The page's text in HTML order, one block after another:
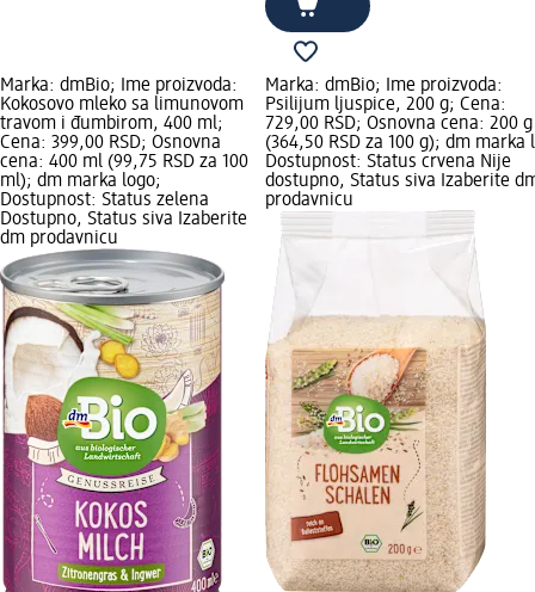
Marka: dmBio; Ime proizvoda:
Kokosovo mleko sa limunovom
travom i đumbirom, 400 ml;
Cena: 399,00 RSD; Osnovna
cena: 400 ml (99,75 RSD za 100
ml); dm marka logo;
Dostupnost: Status zelena
Dostupno, Status siva Izaberite
dm prodavnicu
Marka: dmBio; Ime proizvoda:
Psilijum ljuspice, 200 g; Cena:
729,00 RSD; Osnovna cena: 200 g
(364,50 RSD za 100 g); dm marka
Dostupnost: Status crvena Nije
dostupno, Status siva Izaberite
prodavnicu